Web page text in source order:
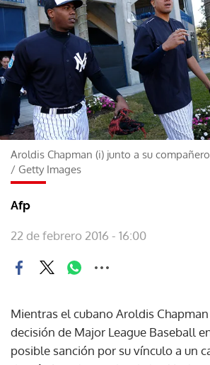
Aroldis Chapman (i) junto a su
/ Getty Images
Afp
22 de febrero 2016 - 16:00
Mientras el cubano Aroldis
decisión de Major League Baseball
posible sanción por su vínculo a un